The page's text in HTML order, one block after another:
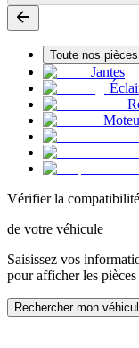
Toute nos pièces
Jantes
Vérifier la compatibilité
de votre véhicule
Saisissez vos
pour afficher les
Rechercher mon